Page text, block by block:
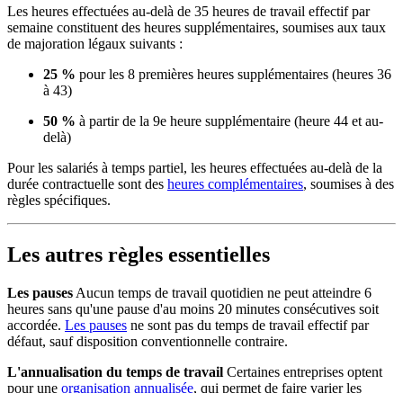
Les heures effectuées au-delà de 35 heures de travail effectif par
semaine constituent des heures supplémentaires, soumises aux taux
de majoration légaux suivants :
25 % pour les 8 premières heures supplémentaires (heures 36
à 43)
50 % à partir de la 9e heure supplémentaire (heure 44 et au-
delà)
Pour les salariés à temps partiel, les heures effectuées au-delà de la
durée contractuelle sont des heures complémentaires, soumises à des
règles spécifiques.
Les autres règles essentielles
Les pauses Aucun temps de travail quotidien ne peut atteindre 6
heures sans qu'une pause d'au moins 20 minutes consécutives soit
accordée. Les pauses ne sont pas du temps de travail effectif par
défaut, sauf disposition conventionnelle contraire.
L'annualisation du temps de travail Certaines entreprises optent
pour une organisation annualisée, qui permet de faire varier les